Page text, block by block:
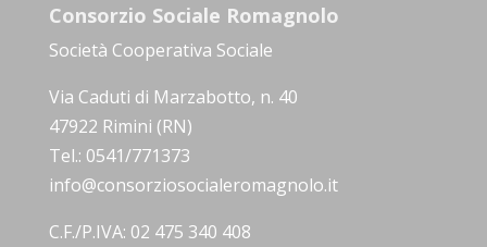
Consorzio Sociale Romagnolo
Società Cooperativa Sociale
Via Caduti di Marzabotto, n. 40
47922 Rimini (RN)
Tel.: 0541/771373
info@consorziosocialeromagnolo.it
C.F./P.IVA: 02 475 340 408